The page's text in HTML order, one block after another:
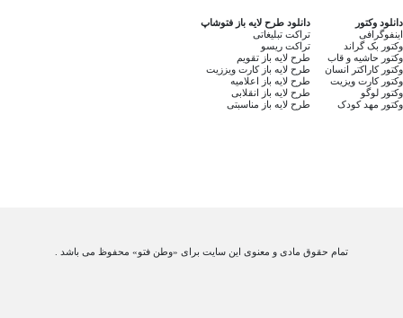
دانلود وکتور
اینفوگرافی
وکتور بک گراند
وکتور حاشیه و قاب
وکتور کاراکتر انسان
وکتور کارت ویزیت
وکتور لوگو
وکتور مهد کودک
دانلود طرح لایه باز فتوشاپ
تراکت تبلیغاتی
تراکت ریسو
طرح لایه باز تقویم
طرح لایه باز کارت ویززیت
طرح لایه باز اعلامیه
طرح لایه باز انقلابی
طرح لایه باز مناسبتی
تمام حقوق مادی و معنوی این سایت برای «وطن فتو» محفوظ می باشد .